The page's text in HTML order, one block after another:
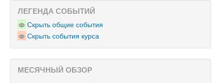
ЛЕГЕНДА СОБЫТИЙ
Скрыть общие события
Скрыть события курса
МЕСЯЧНЫЙ ОБЗОР